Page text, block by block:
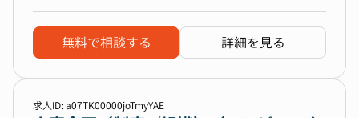
無料で相談する 詳細を見る
求人ID: a07TK00000joTmyYAE